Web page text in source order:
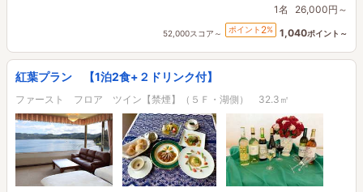
1名 26,000円～
52,000スコア～ ポイント 2% 1,040ポイント～
紅葉プラン 【1泊2食+２ドリンク付】
ファースト フロア ツイン【禁煙】（５Ｆ・湖側） 32.3㎡